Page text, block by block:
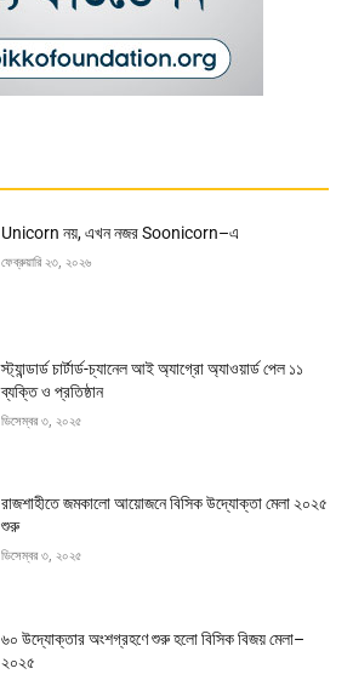
Unicorn নয়, এখন নজর Soonicorn–এ
ফেব্রুয়ারি ২৩, ২০২৬
স্ট্যান্ডার্ড চার্টার্ড-চ্যানেল আই অ্যাগ্রো অ্যাওয়ার্ড পেল ১১
ব্যক্তি ও প্রতিষ্ঠান
ডিসেম্বর ৩, ২০২৫
রাজশাহীতে জমকালো আয়োজনে বিসিক উদ্যোক্তা মেলা ২০২৫
শুরু
ডিসেম্বর ৩, ২০২৫
৬০ উদ্যোক্তার অংশগ্রহণে শুরু হলো বিসিক বিজয় মেলা–
২০২৫